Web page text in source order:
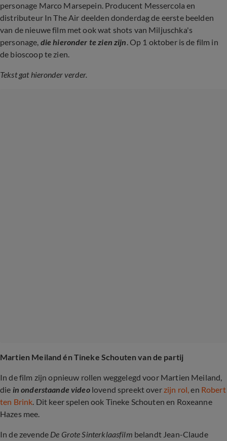
personage Marco Marsepein. Producent Messercola en
distributeur In The Air deelden donderdag de eerste beelden
van de nieuwe film met ook wat shots van Miljuschka's
personage, die hieronder te zien zijn. Op 1 oktober is de film in
de bioscoop te zien.
Tekst gat hieronder verder.
Martien Meiland én Tineke Schouten van de partij
In de film zijn opnieuw rollen weggelegd voor Martien Meiland,
die in onderstaande videolovend spreekt overzijn rol,en Robert
ten Brink. Dit keer spelen ook Tineke Schouten en Roxeanne
Hazes mee.
In de zevende De Grote Sinterklaasfilm belandt Jean-Claude